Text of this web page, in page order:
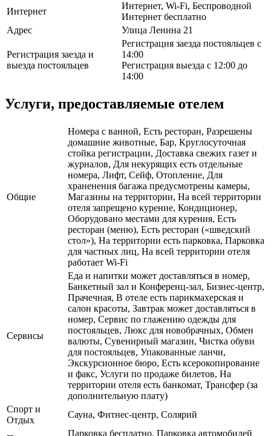
Интернет
Интернет, Wi-Fi, Беспроводной
Интернет бесплатно
Адрес
Улица Ленина 21
Регистрация заезда и
выезда постояльцев
Регистрация заезда постояльцев с
14:00
Регистрация выезда с 12:00 до
14:00
Услуги, предоставляемые отелем
Общие
Номера с ванной, Есть ресторан, Разрешены
домашние животные, Бар, Круглосуточная
стойка регистрации, Доставка свежих газет и
журналов, Для некурящих есть отдельные
номера, Лифт, Сейф, Отопление, Для
храненения багажа предусмотрены камеры,
Магазины на территории, На всей территории
отеля запрещено курение, Кондиционер,
Оборудовано местами для курения, Есть
ресторан (меню), Есть ресторан («шведский
стол»), На территории есть парковка, Парковка
для частных лиц, На всей территории отеля
работает Wi-Fi
Сервисы
Еда и напитки может доставляться в номер,
Банкетный зал и Конференц-зал, Бизнес-центр,
Прачечная, В отеле есть парикмахерская и
салон красоты, Завтрак может доставляться в
номер, Сервис по глажению одежды для
постояльцев, Люкс для новобрачных, Обмен
валюты, Сувенирный магазин, Чистка обуви
для постояльцев, Упакованные ланчи,
Экскурсионное бюро, Есть ксерокопирование
и факс, Услуги по продаже билетов, На
территории отеля есть банкомат, Трансфер (за
дополнительную плату)
Спорт и
Отдых
Сауна, Фитнес-центр, Солярий
Парковка бесплатно, Парковка автомобилей